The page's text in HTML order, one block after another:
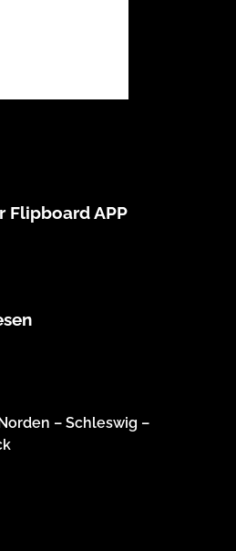
Flipboard APP
– Schleswig –